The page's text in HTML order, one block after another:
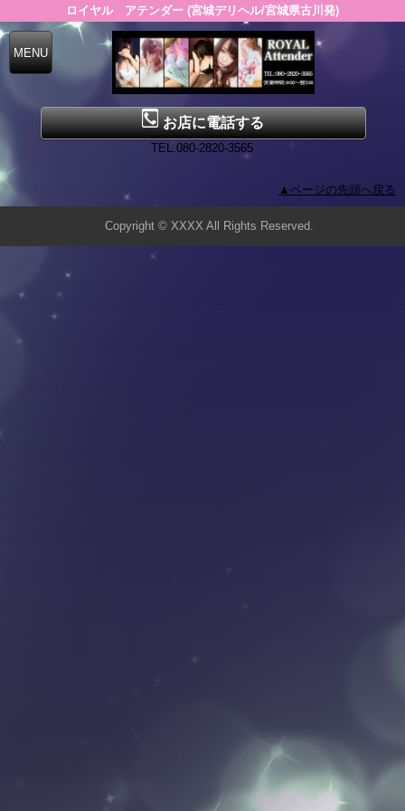
ロイヤル アテンダー (宮城デリヘル/宮城県古川発)
お店に電話する
TEL.080-2820-3565
▲ページの先頭へ戻る
Copyright © XXXX All Rights Reserved.